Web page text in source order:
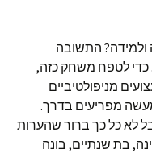
ולמידה? התשובה
כדי לטפח משחק כזה,
מניפולטיביים
מפריעים בדרך.
לא כל כך ברור שהערות
בת שנתיים, בונה